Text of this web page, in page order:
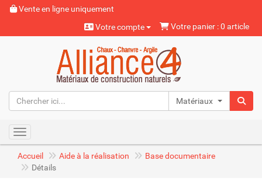
Vente en ligne uniquement
Votre compte
Votre panier : 0 article
Matériaux naturels
Toggle navigation
Accueil Aide à la réalisation
Base documentaire
Détails